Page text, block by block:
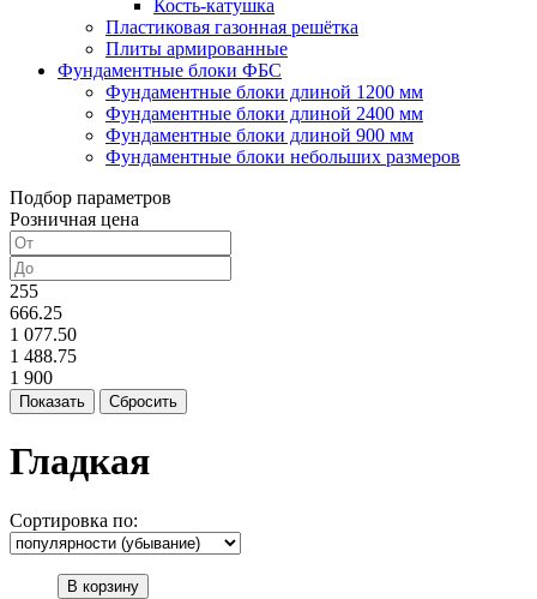
Кость-катушка
Пластиковая газонная решётка
Плиты армированные
Фундаментные блоки ФБС
Фундаментные блоки длиной 1200 мм
Фундаментные блоки длиной 2400 мм
Фундаментные блоки длиной 900 мм
Фундаментные блоки небольших размеров
Подбор параметров
Розничная цена
255
666.25
1 077.50
1 488.75
1 900
Гладкая
Сортировка по:
В корзину